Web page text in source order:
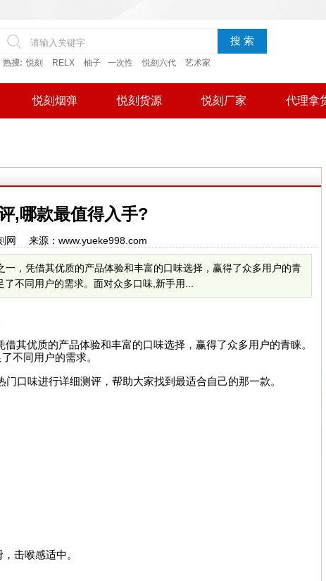
搜 索
热搜: 悦刻 RELX 柚子 一次性 悦刻六代 艺术家
悦刻烟弹 悦刻货源 悦刻厂家 代理拿
,哪款最值得入手?
网 来源：www.yueke998.com
，凭借其优质的产品体验和丰富的口味选择，赢得了众多用户的青
不同用户的需求。面对众多口味,新手用...
其优质的产品体验和丰富的口味选择，赢得了众多用户的青睐。
不同用户的需求。
口味进行详细测评，帮助大家找到最适合自己的那一款。
击喉感适中。